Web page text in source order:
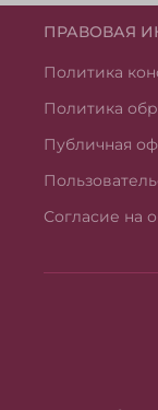
ПРАВОВАЯ
Политика
Политика
Публичная
Согласие на